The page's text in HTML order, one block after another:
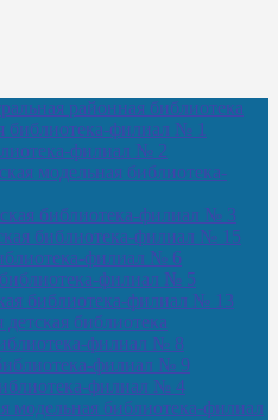
районная библиотека
библиотека-филиал № 1
филиал № 2
модельная библиотека-
библиотека-филиал № 3
библиотека-филиал № 15
филиал № 6
филиал № 5
библиотека-филиал № 13
библиотека
филиал № 8
филиал № 9
филиал № 4
модельная библиотека-филиал